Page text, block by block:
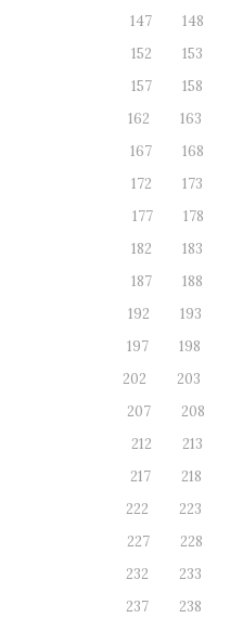
147
148
152
153
157
158
162
163
167
168
172
173
177
178
182
183
187
188
192
193
197
198
202
203
207
208
212
213
217
218
222
223
227
228
232
233
237
238